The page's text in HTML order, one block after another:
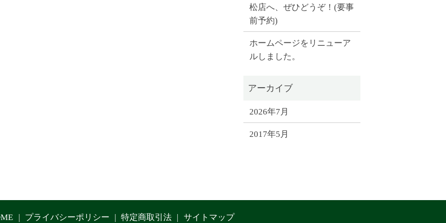
松店へ、ぜひどうぞ！(要事
前予約)
ホームページをリニューア
ルしました。
2026年7月
2017年5月
プライバシーポリシー 特定商取引法 サイトマップ